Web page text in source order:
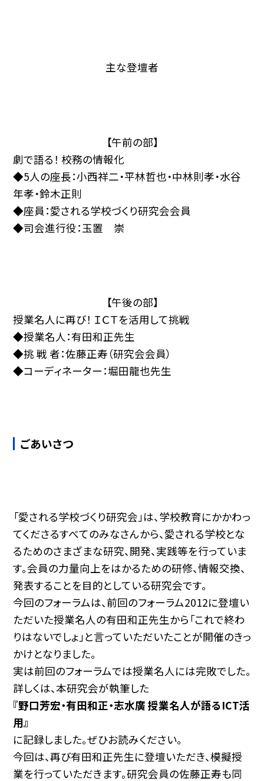
主な登壇者
【午前の部】
劇で語る！ 校務の情報化
◆5人の座長：小西祥二・平林哲也・中林則孝・水谷
年孝・鈴木正則
◆座員：愛される学校づくり研究会会員
◆司会進行役：玉置 崇
【午後の部】
授業名人に再び！ ＩＣＴを活用して挑戦
◆授業名人：有田和正先生
◆挑 戦 者：佐藤正寿（研究会会員）
◆コーディネーター：堀田龍也先生
ごあいさつ
「愛される学校づくり研究会」は、学校教育にかかわっ
てくださるすべてのみなさんから、愛される学校とな
るためのさまざまな研究、開発、実践等を行っていま
す。会員の力量向上をはかるための研修、情報交換、
発表することを目的としている研究会です。
今回のフォーラムは、前回のフォーラム2012に登壇い
ただいた授業名人の有田和正先生から「これで終わ
りはないでしょ」と言っていただいたことが開催のきっ
かけとなりました。
実は前回のフォーラムでは授業名人には完敗でした。
詳しくは、本研究会が執筆した
『野口芳宏・有田和正・志水廣 授業名人が語るICT活
用』
に記録しました。ぜひお読みください。
今回は、再び有田和正先生に登壇いただき、模擬授
業を行っていただきます。研究会員の佐藤正寿も同